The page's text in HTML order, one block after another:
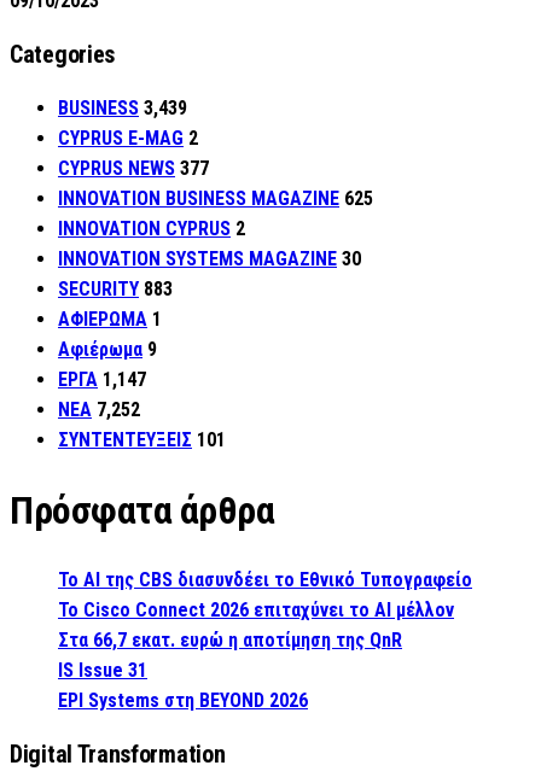
Categories
BUSINESS 3,439
CYPRUS E-MAG 2
CYPRUS NEWS 377
INNOVATION BUSINESS MAGAZINE 625
INNOVATION CYPRUS 2
INNOVATION SYSTEMS MAGAZINE 30
SECURITY 883
ΑΦΙΕΡΩΜΑ 1
Αφιέρωμα 9
ΕΡΓΑ 1,147
ΝΕΑ 7,252
ΣΥΝΤΕΝΤΕΥΞΕΙΣ 101
Πρόσφατα άρθρα
Το AI της CBS διασυνδέει το Εθνικό Τυπογραφείο
Το Cisco Connect 2026 επιταχύνει το AI μέλλον
Στα 66,7 εκατ. ευρώ η αποτίμηση της QnR
IS Issue 31
EPI Systems στη BEYOND 2026
Digital Transformation